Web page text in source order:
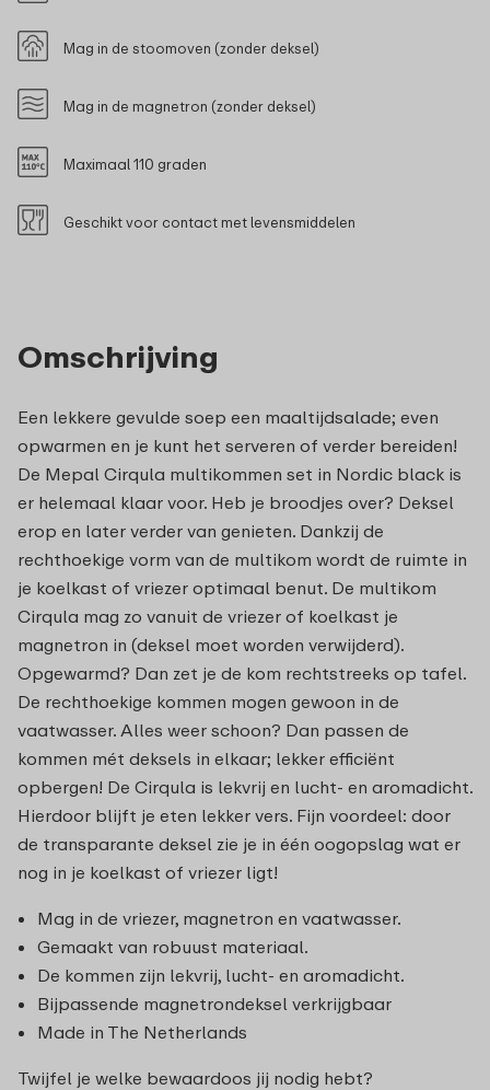
Omschrijving
Een lekkere gevulde soep een maaltijdsalade; even
opwarmen en je kunt het serveren of verder bereiden!
De Mepal Cirqula multikommen set in Nordic black is
er helemaal klaar voor. Heb je broodjes over? Deksel
erop en later verder van genieten. Dankzij de
rechthoekige vorm van de multikom wordt de ruimte in
je koelkast of vriezer optimaal benut. De multikom
Cirqula mag zo vanuit de vriezer of koelkast je
magnetron in (deksel moet worden verwijderd).
Opgewarmd? Dan zet je de kom rechtstreeks op tafel.
De rechthoekige kommen mogen gewoon in de
vaatwasser. Alles weer schoon? Dan passen de
kommen mét deksels in elkaar; lekker efficiënt
opbergen! De Cirqula is lekvrij en lucht- en aromadicht.
Hierdoor blijft je eten lekker vers. Fijn voordeel: door
de transparante deksel zie je in één oogopslag wat er
nog in je koelkast of vriezer ligt!
Mag in de vriezer, magnetron en vaatwasser.
Gemaakt van robuust materiaal.
De kommen zijn lekvrij, lucht- en aromadicht.
Bijpassende magnetrondeksel verkrijgbaar
Made in The Netherlands
Twijfel je welke bewaardoos jij nodig hebt?
Mag in de stoomoven (zonder deksel)
Mag in de magnetron (zonder deksel)
Maximaal 110 graden
Geschikt voor contact met levensmiddelen